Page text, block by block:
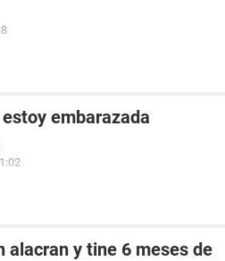
embarazada
alacran y tine 6 meses de